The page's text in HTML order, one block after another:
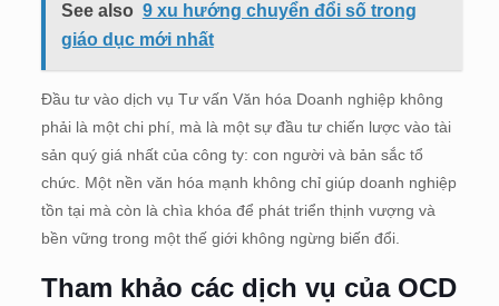
See also 9 xu hướng chuyển đổi số trong
giáo dục mới nhất
Đầu tư vào dịch vụ Tư vấn Văn hóa Doanh nghiệp không
phải là một chi phí, mà là một sự đầu tư chiến lược vào tài
sản quý giá nhất của công ty: con người và bản sắc tổ
chức. Một nền văn hóa mạnh không chỉ giúp doanh nghiệp
tồn tại mà còn là chìa khóa để phát triển thịnh vượng và
bền vững trong một thế giới không ngừng biến đổi.
Tham khảo các dịch vụ của OCD